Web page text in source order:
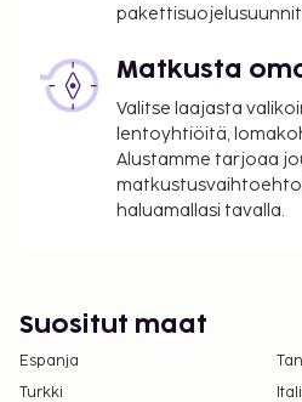
Matkusta
Valitse laajasta
lentoyhtiöitä,
Alustamme tarjoaa
haluamallasi tavalla.
Suositut maat
Espanja
Turkki